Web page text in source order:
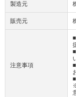
製造元
販売元
注意事項